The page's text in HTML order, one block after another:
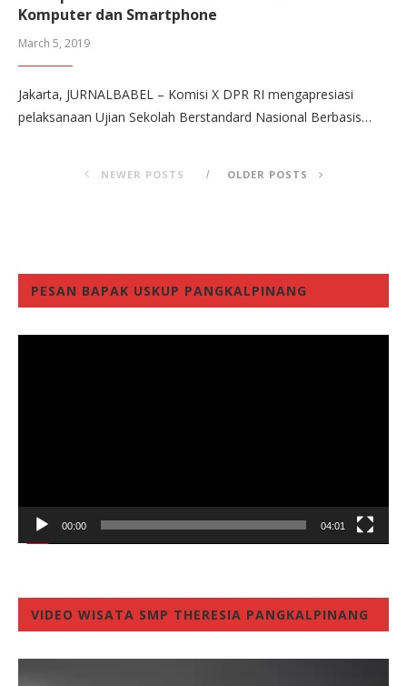
Komputer dan Smartphone
March 5, 2019
Jakarta, JURNALBABEL – Komisi X DPR RI mengapresiasi
pelaksanaan Ujian Sekolah Berstandard Nasional Berbasis…
NEWER POSTS OLDER POSTS
PESAN BAPAK USKUP PANGKALPINANG
00:00 04:01
VIDEO WISATA SMP THERESIA PANGKALPINANG